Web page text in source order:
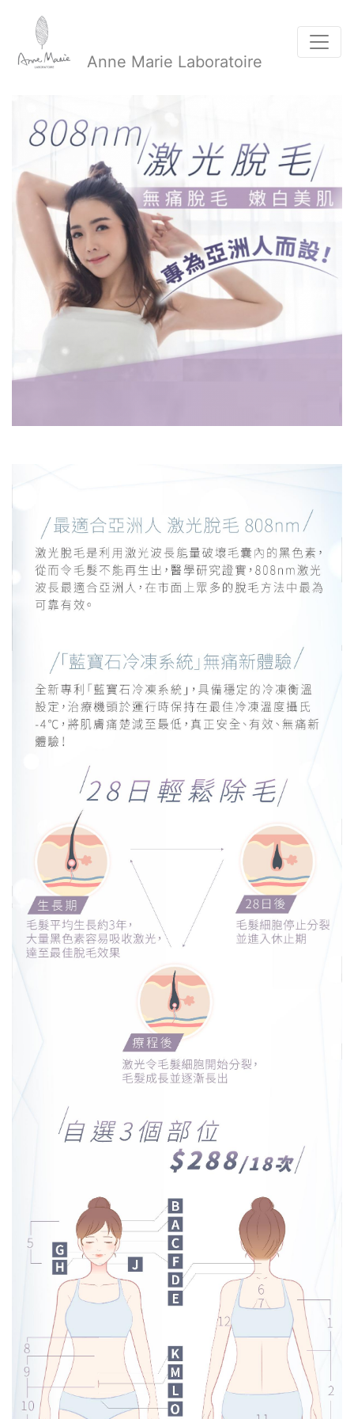
Anne Marie Laboratoire